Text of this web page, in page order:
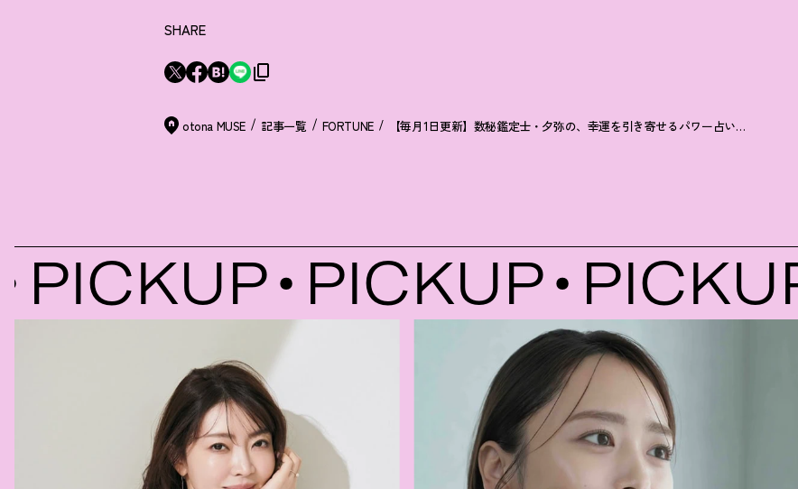
SHARE
otona MUSE 記事一覧 FORTUNE 【毎月1日更新】数秘鑑定士・夕弥の、幸運を引き寄せるパワー占い【7月の運勢】
PICKUP PICKUP